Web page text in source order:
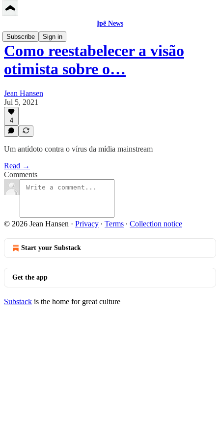
Ipê News
Subscribe
Sign in
Como reestabelecer a visão
otimista sobre o…
Jean Hansen
Jul 5, 2021
4
Um antídoto contra o vírus da mídia mainstream
Read →
Comments
© 2026 Jean Hansen · Privacy ∙ Terms ∙ Collection notice
Start your Substack
Get the app
Substack is the home for great culture